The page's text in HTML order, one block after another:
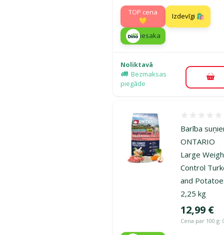
TOP cena
💛
Izdevīgi 🛍️
iesaka
Noliktavā
Bezmaksas
piegāde
Bar­ība
ONTARIO
Large
Control
and
2,25 kg
Cena
12,99 €
Cena par 100 g: